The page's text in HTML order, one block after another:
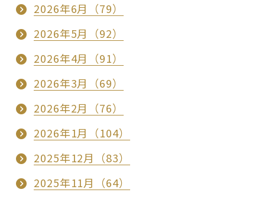
2026年6月（79）
2026年5月（92）
2026年4月（91）
2026年3月（69）
2026年2月（76）
2026年1月（104）
2025年12月（83）
2025年11月（64）